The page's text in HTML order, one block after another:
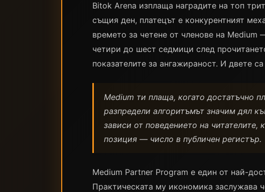
Bitok Arena изплаща наградите на топ
същия ден, платецът е конкурентният
времето за четене от членове на
четири до шест седмици след
показателите за ангажираност. И двете
Medium ти плаща, когато достатъчно
разпредели алгоритъмът значим дял
зависи от поведението на
позиция — число в публичен регистър.
Medium Partner Program е един от най-
Практическата му икономика заслужава